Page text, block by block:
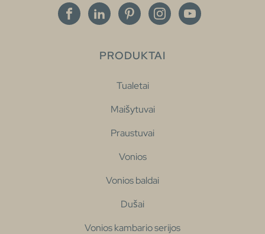
PRODUKTAI
Tualetai
Maišytuvai
Praustuvai
Vonios
Vonios baldai
Dušai
Vonios kambario serijos